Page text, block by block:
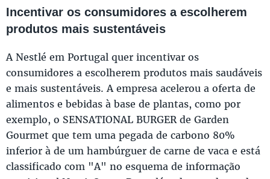
Incentivar os consumidores a escolherem
produtos mais sustentáveis
A Nestlé em Portugal quer incentivar os
consumidores a escolherem produtos mais saudáveis
e mais sustentáveis. A empresa acelerou a oferta de
alimentos e bebidas à base de plantas, como por
exemplo, o SENSATIONAL BURGER de Garden
Gourmet que tem uma pegada de carbono 80%
inferior à de um hambúrguer de carne de vaca e está
classificado com "A" no esquema de informação